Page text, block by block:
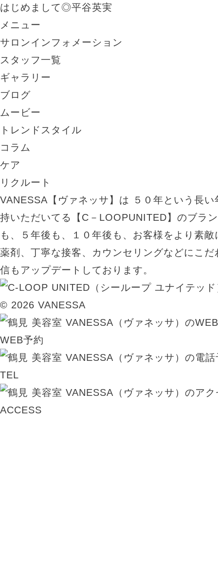
はじめまして◎平谷英実
メニュー
サロンインフォメーション
スタッフ一覧
ギャラリー
ブログ
ムービー
トレンドスタイル
コラム
ケア
リクルート
VANESSA【ヴァネッサ】は ５０年という長
持いただいてる【C－LOOPUNITED】のブラ
も、５年後も、１０年後も、お客様をより素
薬剤、丁寧な接客、カウンセリングなどにこ
信もアップデートしております。
© 2026 VANESSA
WEB予約
TEL
ACCESS